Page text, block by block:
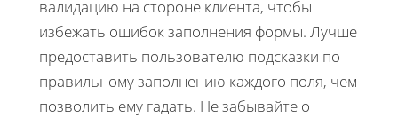
валидацию на стороне клиента, чтобы
избежать ошибок заполнения формы. Лучше
предоставить пользователю подсказки по
правильному заполнению каждого поля, чем
позволить ему гадать. Не забывайте о